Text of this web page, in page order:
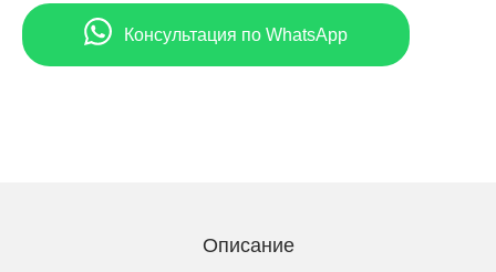
Консультация по WhatsApp
Описание